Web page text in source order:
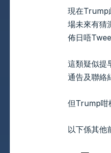
現在Trump
場未來有猜
佈日唔
這類疑似提
通告及聯絡
但Trump咁
以下係其他